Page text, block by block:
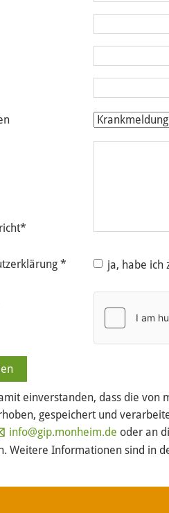
*
* ja, habe ich
einverstanden, dass die von
gespeichert und
info@gip.monheim.de oder an
Weitere Informationen sind in